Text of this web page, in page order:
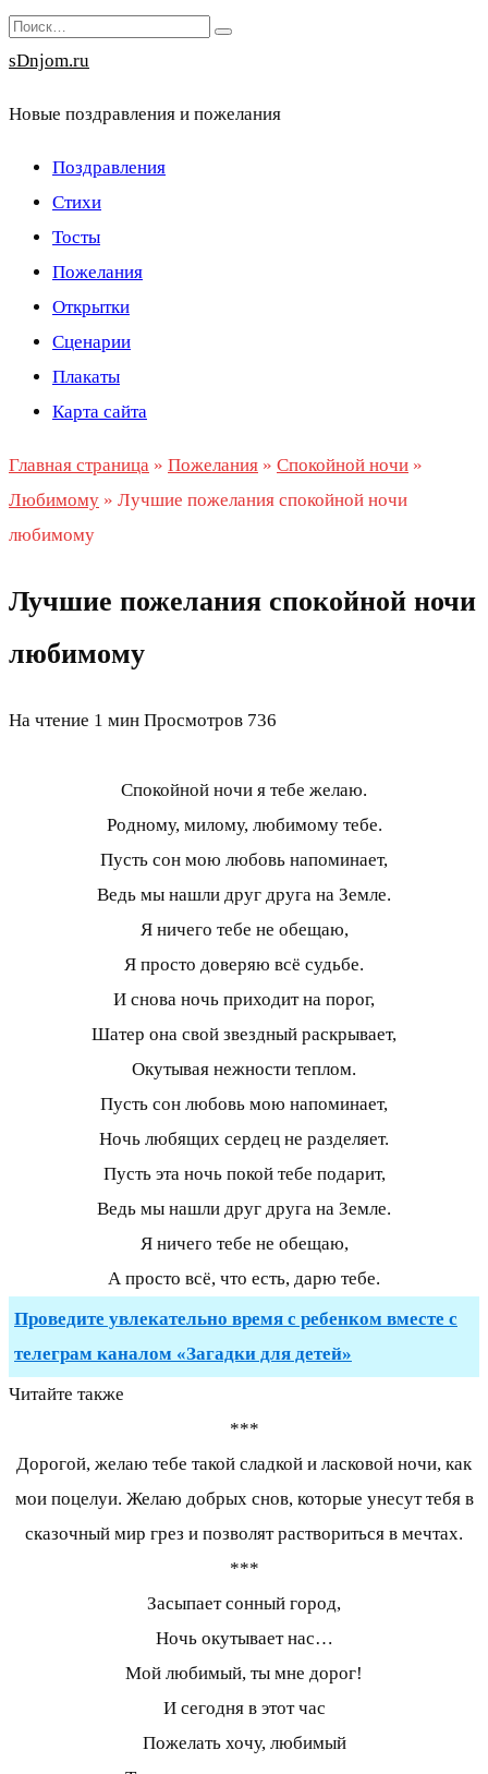
Перейти
к
Search
for:
sDnjom.ru
Новые поздравления и пожелания
Поздравления
Стихи
Тосты
Пожелания
Открытки
Сценарии
Плакаты
Карта сайта
Главная страница » Пожелания » Спокойной ночи »
Любимому » Лучшие пожелания спокойной ночи
любимому
Лучшие пожелания спокойной ночи
любимому
На чтение 1 мин Просмотров 736
Спокойной ночи я тебе желаю.
Родному, милому, любимому тебе.
Пусть сон мою любовь напоминает,
Ведь мы нашли друг друга на Земле.
Я ничего тебе не обещаю,
Я просто доверяю всё судьбе.
И снова ночь приходит на порог,
Шатер она свой звездный раскрывает,
Окутывая нежности теплом.
Пусть сон любовь мою напоминает,
Ночь любящих сердец не разделяет.
Пусть эта ночь покой тебе подарит,
Ведь мы нашли друг друга на Земле.
Я ничего тебе не обещаю,
А просто всё, что есть, дарю тебе.
Проведите увлекательно время с ребенком вместе с
телеграм каналом «Загадки для детей»
Читайте также
***
Дорогой, желаю тебе такой сладкой и ласковой ночи, как
мои поцелуи. Желаю добрых снов, которые унесут тебя в
сказочный мир грез и позволят раствориться в мечтах.
***
Засыпает сонный город,
Ночь окутывает нас…
Мой любимый, ты мне дорог!
И сегодня в этот час
Пожелать хочу, любимый